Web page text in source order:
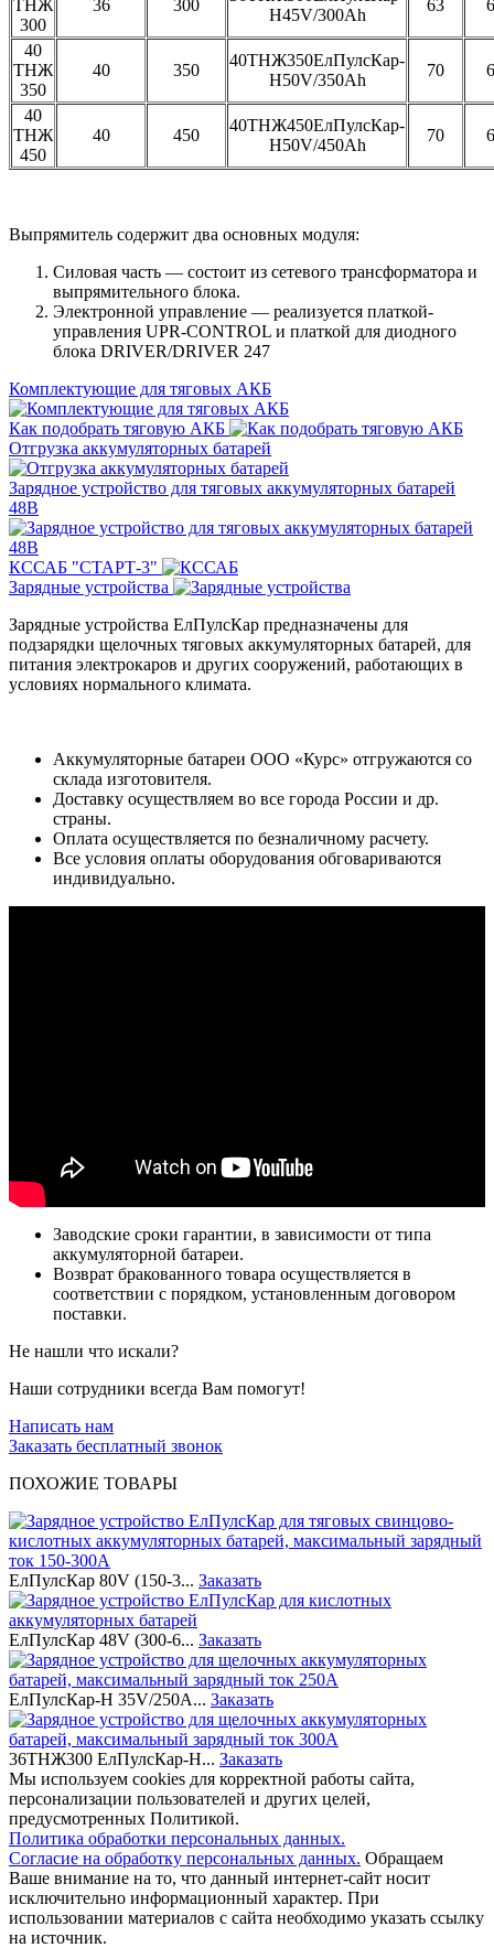
ТНЖ
300
36 300
H45V/300Ah
63
40
ТНЖ
350
40 350
40ТНЖ350ЕлПулсКар-
H50V/350Ah
70
40
ТНЖ
450
40 450
40ТНЖ450ЕлПулсКар-
H50V/450Ah
70
Выпрямитель содержит два основных модуля:
Силовая часть — состоит из сетевого трансформатора и
выпрямительного блока.
Электронной управление — реализуется платкой-
управления UPR-CONTROL и платкой для диодного
блока DRIVER/DRIVER 247
Комплектующие для тяговых АКБ
Как подобрать тяговую АКБ
Отгрузка аккумуляторных батарей
Зарядное устройство для тяговых аккумуляторных батарей
48В
КССАБ "СТАРТ-3"
Зарядные устройства
Зарядные устройства ЕлПулсКар предназначены для
подзарядки щелочных тяговых аккумуляторных батарей, для
питания электрокаров и других сооружений, работающих в
условиях нормального климата.
Аккумуляторные батареи ООО «Курс» отгружаются со
склада изготовителя.
Доставку осуществляем во все города России и др.
страны.
Оплата осуществляется по безналичному расчету.
Все условия оплаты оборудования обговариваются
индивидуально.
Заводские сроки гарантии, в зависимости от типа
аккумуляторной батареи.
Возврат бракованного товара осуществляется в
соответствии с порядком, установленным договором
поставки.
Не нашли что искали?
Наши сотрудники всегда Вам помогут!
Написать нам
Заказать бесплатный звонок
ПОХОЖИЕ ТОВАРЫ
ЕлПулсКар 80V (150-3... Заказать
ЕлПулсКар 48V (300-6... Заказать
ЕлПулсКар-Н 35V/250A... Заказать
36ТНЖ300 ЕлПулсКар-Н... Заказать
Мы используем cookies для корректной работы сайта,
персонализации пользователей и других целей,
предусмотренных Политикой.
Политика обработки персональных данных.
Согласие на обработку персональных данных. Обращаем
Ваше внимание на то, что данный интернет-сайт носит
исключительно информационный характер. При
использовании материалов c сайта необходимо указать ссылку
на источник.